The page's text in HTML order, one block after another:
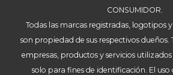
CONSUMIDOR.
Todas las marcas registradas, logotipos
son propiedad de sus respectivos dueños.
empresas, productos y servicios
solo para fines de identificación. El uso